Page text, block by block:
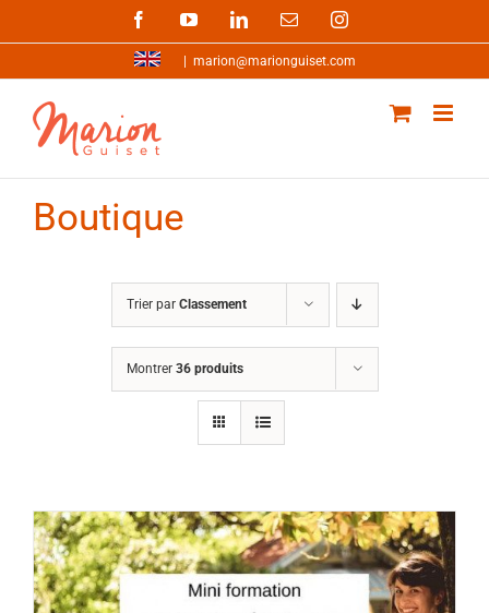
FacebookYouTubeLinkedInEmail Instagram
marion@marionguiset.com
Boutique
Trier par Classement
Montrer 36 produits